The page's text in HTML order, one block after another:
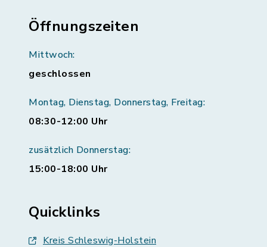
Öffnungszeiten
Mittwoch:
geschlossen
Montag, Dienstag, Donnerstag, Freitag:
08:30-12:00 Uhr
zusätzlich Donnerstag:
15:00-18:00 Uhr
Quicklinks
Kreis Schleswig-Holstein